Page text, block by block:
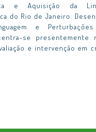
e Aquisição da
do Rio de Janeiro.
e
se presentemente
e intervenção em